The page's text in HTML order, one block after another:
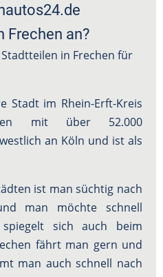
Frechen an?
in Frechen für
Stadt im Rhein-Erft-Kreis
mit über 52.000
an Köln und ist als
ist man süchtig nach
man möchte schnell
sich auch beim
fährt man gern und
man auch schnell nach